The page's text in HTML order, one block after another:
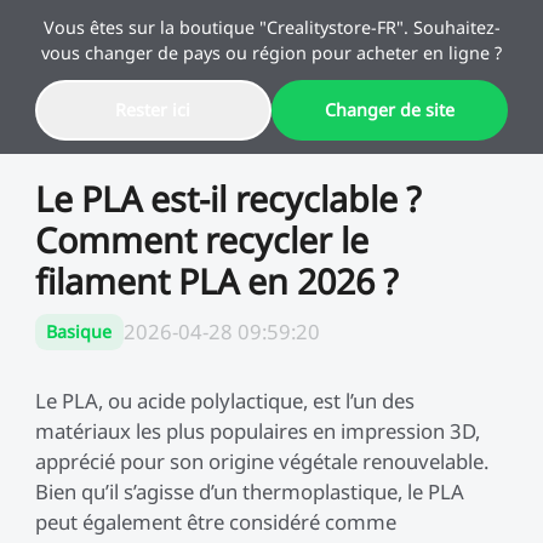
Offres
Offres Speciales Rentrée
pour les étudiants et les
créateurs.
Imprimante 3D
🔥 En stock 🔥-100 € Immédiats
SPARKX
Série Ender
Série SPARK i7 Nouveau
Série K2
Scanner 3D
Série Pika
Graveur Laser
Le PLA est-il recyclable ?
Comment recycler le
filament PLA en 2026 ?
Basique 2026-04-28 09:59:20
Le PLA, ou acide polylactique, est l’un des
matériaux les plus populaires en impression 3D,
apprécié pour son origine végétale renouvelable.
Bien qu’il s’agisse d’un thermoplastique, le PLA
peut également être considéré comme
Vous êtes sur la boutique "Crealitystore-FR". Souhaitez-
vous changer de pays ou région pour acheter en ligne ?
Changer de site